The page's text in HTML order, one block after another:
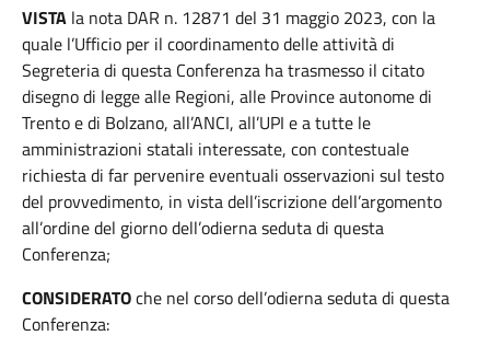
VISTA la nota DAR n. 12871 del 31 maggio 2023, con la
quale l’Ufficio per il coordinamento delle attività di
Segreteria di questa Conferenza ha trasmesso il citato
disegno di legge alle Regioni, alle Province autonome di
Trento e di Bolzano, all’ANCI, all’UPI e a tutte le
amministrazioni statali interessate, con contestuale
richiesta di far pervenire eventuali osservazioni sul testo
del provvedimento, in vista dell’iscrizione dell’argomento
all’ordine del giorno dell’odierna seduta di questa
Conferenza;
CONSIDERATOche nel corso dell’odierna seduta di questa
Conferenza: